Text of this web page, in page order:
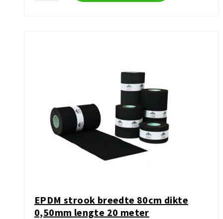
EPDM strook breedte 80cm dikte
0,50mm lengte 20 meter